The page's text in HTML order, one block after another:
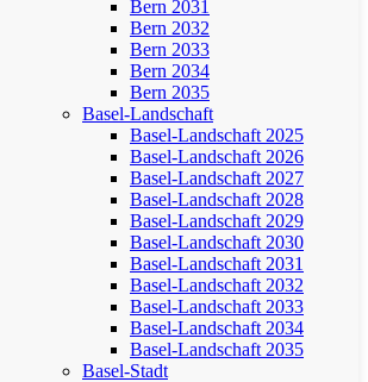
Bern 2031
Bern 2032
Bern 2033
Bern 2034
Bern 2035
Basel-Landschaft
Basel-Landschaft 2025
Basel-Landschaft 2026
Basel-Landschaft 2027
Basel-Landschaft 2028
Basel-Landschaft 2029
Basel-Landschaft 2030
Basel-Landschaft 2031
Basel-Landschaft 2032
Basel-Landschaft 2033
Basel-Landschaft 2034
Basel-Landschaft 2035
Basel-Stadt